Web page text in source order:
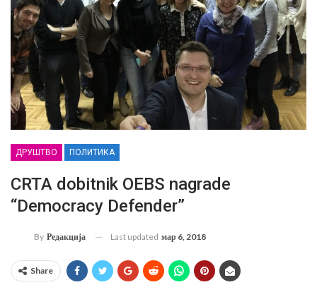
ДРУШТВО ПОЛИТИКА
CRTA dobitnik OEBS nagrade
“Democracy Defender”
By Редакција Last updated мар 6, 2018
Share